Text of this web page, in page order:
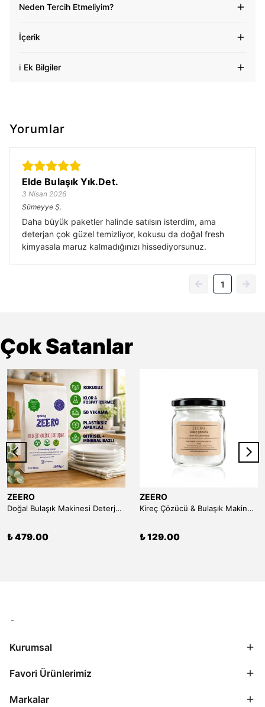
Neden Tercih Etmeliyim?
İçerik
ℹ️ Ek Bilgiler
Yorumlar
Elde Bulaşık Yık.Det.
3 Nisan 2026
Sümeyye Ş.
Daha büyük paketler halinde satılsın isterdim, ama
deterjan çok güzel temizliyor, kokusu da doğal fresh
kimyasala maruz kalmadığınızı hissediyorsunuz.
1
Çok Satanlar
ZEERO
Doğal Bulaşık Makinesi Deterjanı (50 Yıkama)
₺ 479.00
ZEERO
Kireç Çözücü & Bulaşık Makinesi Temizleyici (Limon Tuzu) - 150 gr
₺ 129.00
Kurumsal
Favori Ürünlerimiz
Markalar